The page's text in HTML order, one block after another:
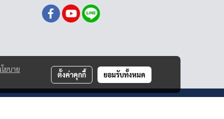
ยบาย
ตั้งค่าคุกกี้ ยอมรับทั้งหมด